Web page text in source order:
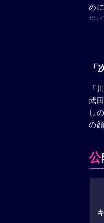
め
投
事
「
武
し
の
公